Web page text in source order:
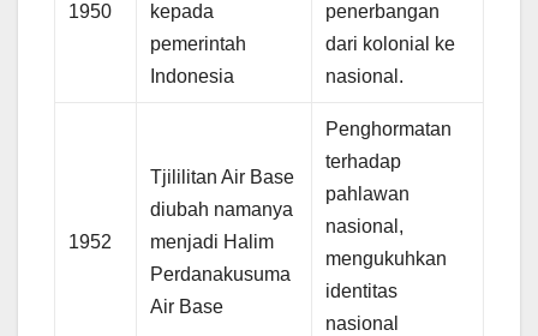
1950
kepada
pemerintah
Indonesia
penerbangan
dari kolonial ke
nasional.
1952
Tjililitan Air Base
diubah namanya
menjadi Halim
Perdanakusuma
Air Base
Penghormatan
terhadap
pahlawan
nasional,
mengukuhkan
identitas
nasional